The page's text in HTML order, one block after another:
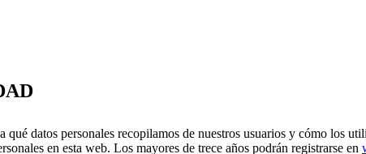
datos personales recopilamos de nuestros usuarios y cómo los
en esta web. Los mayores de trece años podrán registrarse en